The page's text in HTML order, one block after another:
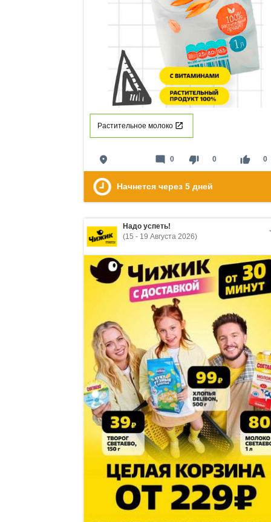
Растительное молоко
place thumb_down 0 thumb_up 0
mode_comment 0
Начнется через 5 дней
Надо успеть!
(15 - 19 Августа 2026)